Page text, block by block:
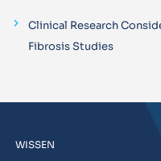
Clinical Research
Fibrosis Studies
WISSEN